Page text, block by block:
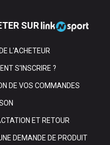
SUR
L'ACHETEUR
S'INSCRIRE ?
DE VOS COMMANDES
ET RETOUR
DEMANDE DE PRODUIT